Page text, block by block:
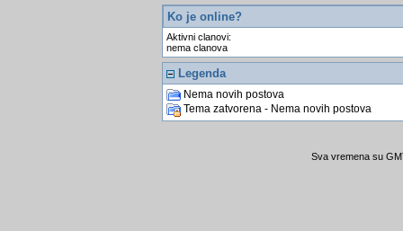
Ko je online?
Aktivni clanovi:
nema clanova
Legenda
Nema novih postova
Tema zatvorena - Nema novih postova
Sva vremena su